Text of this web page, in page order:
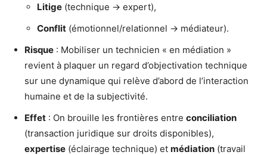
Litige (technique → expert),
Conflit (émotionnel/relationnel → médiateur).
Risque : Mobiliser un technicien « en médiation »
revient à plaquer un regard d’objectivation technique
sur une dynamique qui relève d’abord de l’interaction
humaine et de la subjectivité.
Effet : On brouille les frontières entre conciliation
(transaction juridique sur droits disponibles),
expertise (éclairage technique) et médiation (travail